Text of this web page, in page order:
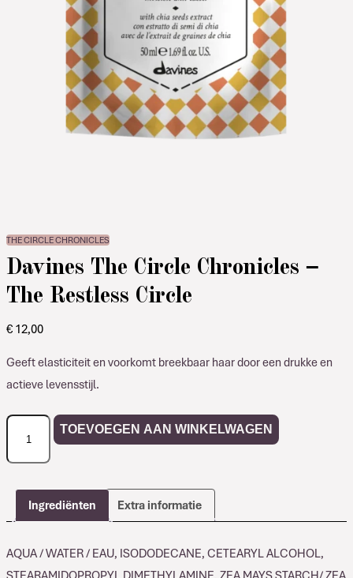
THE CIRCLE CHRONICLES
Davines The Circle Chronicles –
The Restless Circle
€ 12,00
Geeft elasticiteit en voorkomt breekbaar haar door een drukke en
actieve levensstijl.
Davines
Circle
The
Circle
aantal
TOEVOEGEN AAN WINKELWAGEN
Ingrediënten Extra informatie
AQUA / WATER / EAU, ISODODECANE, CETEARYL ALCOHOL,